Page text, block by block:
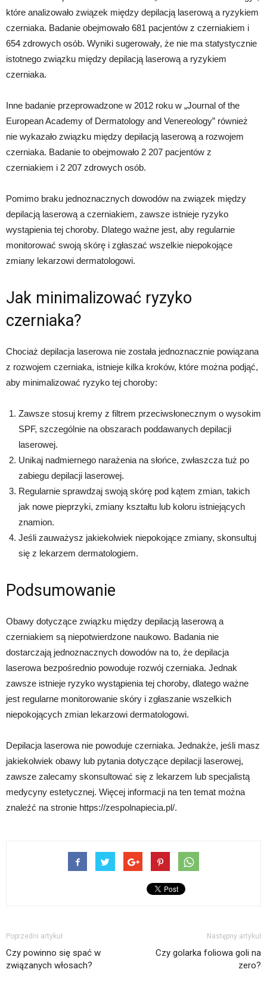
które analizowało związek między depilacją laserową a ryzykiem
czerniaka. Badanie obejmowało 681 pacjentów z czerniakiem i
654 zdrowych osób. Wyniki sugerowały, że nie ma statystycznie
istotnego związku między depilacją laserową a ryzykiem
czerniaka.
Inne badanie przeprowadzone w 2012 roku w „Journal of the
European Academy of Dermatology and Venereology” również
nie wykazało związku między depilacją laserową a rozwojem
czerniaka. Badanie to obejmowało 2 207 pacjentów z
czerniakiem i 2 207 zdrowych osób.
Pomimo braku jednoznacznych dowodów na związek między
depilacją laserową a czerniakiem, zawsze istnieje ryzyko
wystąpienia tej choroby. Dlatego ważne jest, aby regularnie
monitorować swoją skórę i zgłaszać wszelkie niepokojące
zmiany lekarzowi dermatologowi.
Jak minimalizować ryzyko
czerniaka?
Chociaż depilacja laserowa nie została jednoznacznie powiązana
z rozwojem czerniaka, istnieje kilka kroków, które można podjąć,
aby minimalizować ryzyko tej choroby:
Zawsze stosuj kremy z filtrem przeciwsłonecznym o wysokim
SPF, szczególnie na obszarach poddawanych depilacji
laserowej.
Unikaj nadmiernego narażenia na słońce, zwłaszcza tuż po
zabiegu depilacji laserowej.
Regularnie sprawdzaj swoją skórę pod kątem zmian, takich
jak nowe pieprzyki, zmiany kształtu lub koloru istniejących
znamion.
Jeśli zauważysz jakiekolwiek niepokojące zmiany, skonsultuj
się z lekarzem dermatologiem.
Podsumowanie
Obawy dotyczące związku między depilacją laserową a
czerniakiem są niepotwierdzone naukowo. Badania nie
dostarczają jednoznacznych dowodów na to, że depilacja
laserowa bezpośrednio powoduje rozwój czerniaka. Jednak
zawsze istnieje ryzyko wystąpienia tej choroby, dlatego ważne
jest regularne monitorowanie skóry i zgłaszanie wszelkich
niepokojących zmian lekarzowi dermatologowi.
Depilacja laserowa nie powoduje czerniaka. Jednakże, jeśli masz
jakiekolwiek obawy lub pytania dotyczące depilacji laserowej,
zawsze zalecamy skonsultować się z lekarzem lub specjalistą
medycyny estetycznej. Więcej informacji na ten temat można
znaleźć na stronie https://zespolnapiecia.pl/.
Poprzedni artykuł
Czy powinno się spać w
związanych włosach?
Następny artykuł
Czy golarka foliowa goli na
zero?